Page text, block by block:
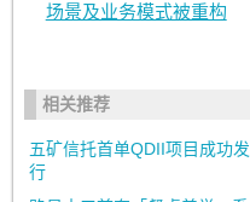
场景及业务模式被重构
相关推荐
五矿信托首单QDII项目成功发
行